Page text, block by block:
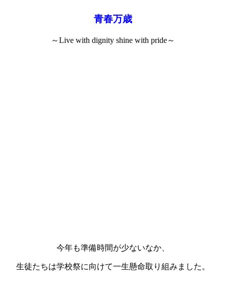
青春万歳
～Live with dignity shine with pride～
今年も準備時間が少ないなか、
生徒たちは学校祭に向けて一生懸命取り組みました。